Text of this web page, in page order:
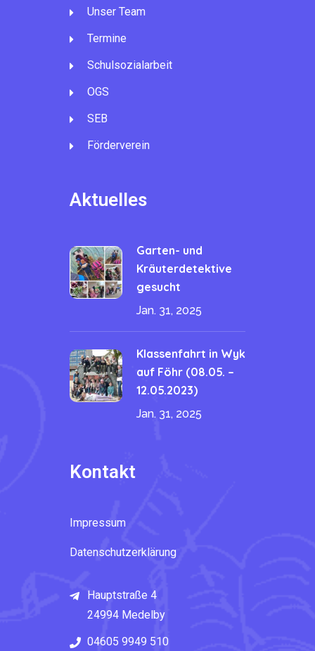
Unser Team
Termine
Schulsozialarbeit
OGS
SEB
Förderverein
Aktuelles
Garten- und
Kräuterdetektive
gesucht
Jan. 31, 2025
Klassenfahrt in Wyk
auf Föhr (08.05. –
12.05.2023)
Jan. 31, 2025
Kontakt
Impressum
Datenschutzerklärung
Hauptstraße 4
24994 Medelby
04605 9949 510